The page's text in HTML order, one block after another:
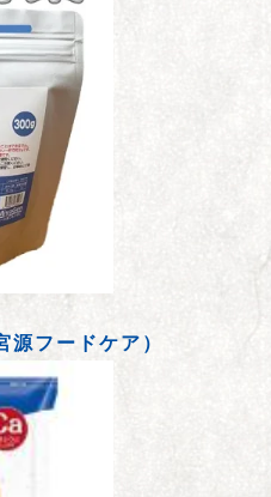
源フードケア）